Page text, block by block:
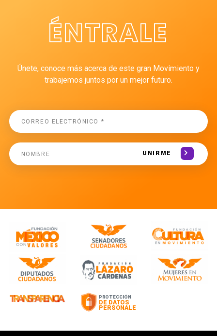
ÉNTRALE
Únete, conoce más acerca de este gran Movimiento y
trabajemos juntos por un mejor futuro.
UNIRME